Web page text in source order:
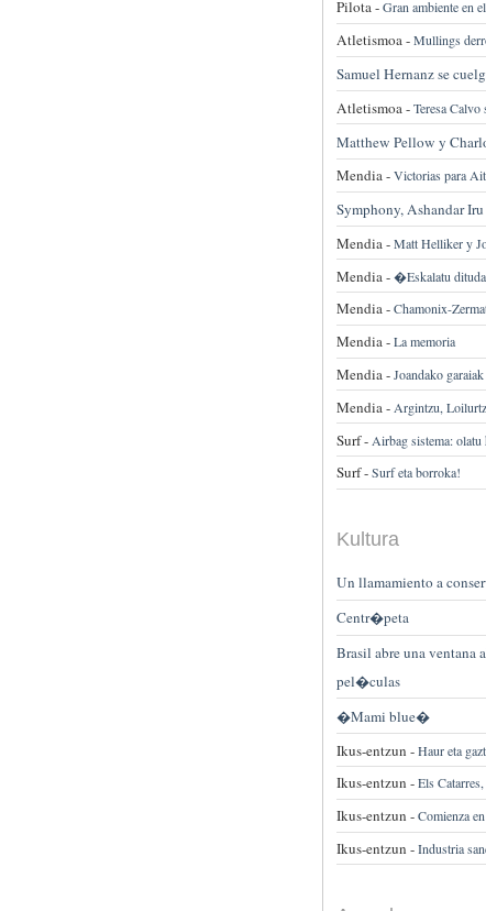
Pilota -Gran ambiente en
Atletismoa -Mullings
Samuel Hernanz se
Atletismoa -Teresa Calvo
Matthew Pellow y
Mendia -Victorias para
Symphony, Ashandar
Mendia -Matt Helliker y
Mendia -�Eskalatu
Mendia -Chamonix-
Mendia -La memoria
Mendia -Joandako garaiak
Mendia - Argintzu,
Surf - Airbag sistema: olatu
Surf -Surf eta borroka!
Kultura
Un llamamiento a
Centr�peta
Brasil abre una ventana
pel�culas
�Mami blue�
Ikus-entzun -Haur eta
Ikus-entzun -Els
Ikus-entzun -Comienza
Ikus-entzun -Industria